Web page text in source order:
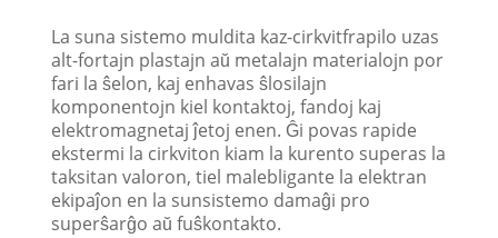
La suna sistemo muldita kaz-cirkvitfrapilo uzas
alt-fortajn plastajn aŭ metalajn materialojn por
fari la ŝelon, kaj enhavas ŝlosilajn
komponentojn kiel kontaktoj, fandoj kaj
elektromagnetaj ĵetoj enen. Ĝi povas rapide
ekstermi la cirkviton kiam la kurento superas la
taksitan valoron, tiel malebligante la elektran
ekipaĵon en la sunsistemo damaĝi pro
superŝarĝo aŭ fuŝkontakto.